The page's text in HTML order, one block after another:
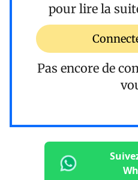
pour lire la
Pas encore de